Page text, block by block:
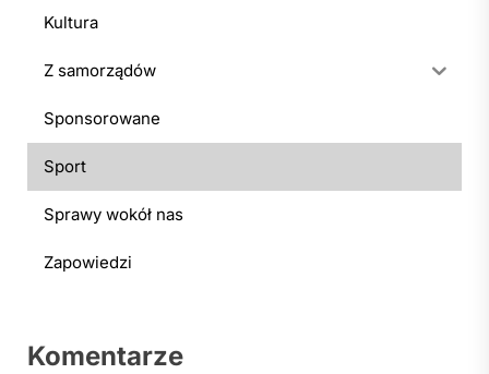
Kultura
Z samorządów
Sponsorowane
Sport
Sprawy wokół nas
Zapowiedzi
Komentarze